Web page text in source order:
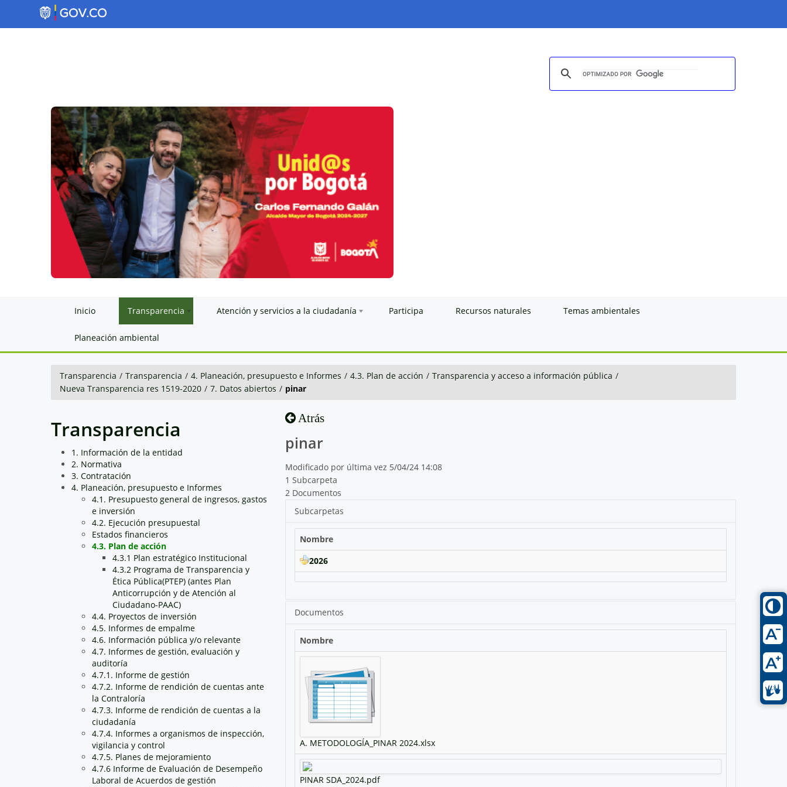
Inicio Transparencia Atención y servicios a la ciudadanía Participa Recursos naturales Temas ambientales
Planeación ambiental
Transparencia / Transparencia / 4. Planeación, presupuesto e Informes / 4.3. Plan de acción / Transparencia y acceso a información pública /
Nueva Transparencia res 1519-2020 / 7. Datos abiertos / pinar
Transparencia
1. Información de la entidad
2. Normativa
3. Contratación
4. Planeación, presupuesto e Informes
4.1. Presupuesto general de ingresos, gastos
e inversión
4.2. Ejecución presupuestal
Estados financieros
4.3. Plan de acción
4.3.1 Plan estratégico Institucional
4.3.2 Programa de Transparencia y
Ética Pública(PTEP) (antes Plan
Anticorrupción y de Atención al
Ciudadano-PAAC)
4.4. Proyectos de inversión
4.5. Informes de empalme
4.6. Información pública y/o relevante
4.7. Informes de gestión, evaluación y
auditoría
4.7.1. Informe de gestión
4.7.2. Informe de rendición de cuentas ante
la Contraloría
4.7.3. Informe de rendición de cuentas a la
ciudadanía
4.7.4. Informes a organismos de inspección,
vigilancia y control
4.7.5. Planes de mejoramiento
4.7.6 Informe de Evaluación de Desempeño
Laboral de Acuerdos de gestión
Atrás
pinar
Modificado por última vez 5/04/24 14:08
1 Subcarpeta
2 Documentos
Subcarpetas
Nombre
2026
Documentos
Nombre
A. METODOLOGÍA_PINAR 2024.xlsx
PINAR SDA_2024.pdf